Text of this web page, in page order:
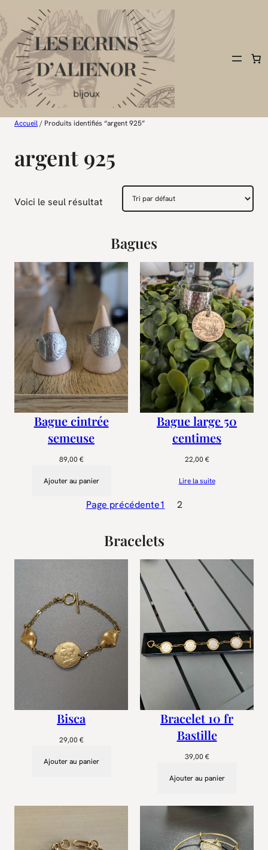
au
contenu
Accueil/ Produits identifiés “argent 925”
argent 925
Voici le seul résultat
Bagues
Bague cintrée
semeuse
89,00 €
Ajouter au panier
Bague large 50
centimes
22,00 €
Lire la suite
Page précédente1 2
Bracelets
Bisca
29,00 €
Ajouter au panier
Bracelet 10 fr
Bastille
39,00 €
Ajouter au panier